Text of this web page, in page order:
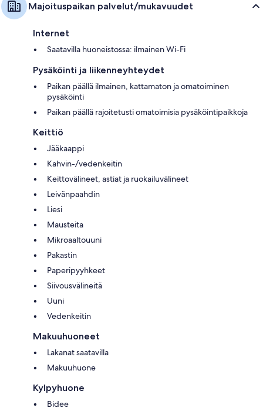
Majoituspaikan palvelut/mukavuudet
Internet
Saatavilla huoneistossa: ilmainen Wi-Fi
Pysäköinti ja liikenneyhteydet
Paikan päällä ilmainen, kattamaton ja omatoiminen
pysäköinti
Paikan päällä rajoitetusti omatoimisia pysäköintipaikkoja
Keittiö
Jääkaappi
Kahvin-/vedenkeitin
Keittovälineet, astiat ja ruokailuvälineet
Leivänpaahdin
Liesi
Mausteita
Mikroaaltouuni
Pakastin
Paperipyyhkeet
Siivousvälineitä
Uuni
Vedenkeitin
Makuuhuoneet
Lakanat saatavilla
Makuuhuone
Kylpyhuone
Bidee